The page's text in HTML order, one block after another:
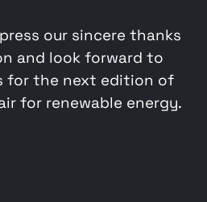
our sincere thanks
and look forward to
for the next edition of
for renewable energy.